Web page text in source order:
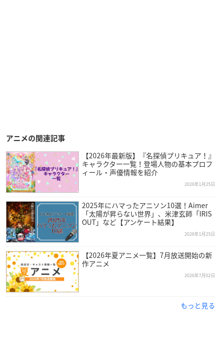
アニメの関連記事
【2026年最新版】『名探偵プリキュア！』
キャラクター一覧！登場人物の基本プロフ
ィール・声優情報を紹介
2026年1月25日
2025年にハマったアニソン10選！Aimer
「太陽が昇らない世界」、米津玄師「IRIS
OUT」など【アンケート結果】
2026年1月25日
【2026年夏アニメ一覧】7月放送開始の新
作アニメ
2026年7月02日
もっと見る